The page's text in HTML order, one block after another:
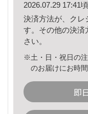
2026.07.29 17:41
決済方法が、クレ
す。その他の決済
さい。
※土・日・祝日の
のお届けにお時
即